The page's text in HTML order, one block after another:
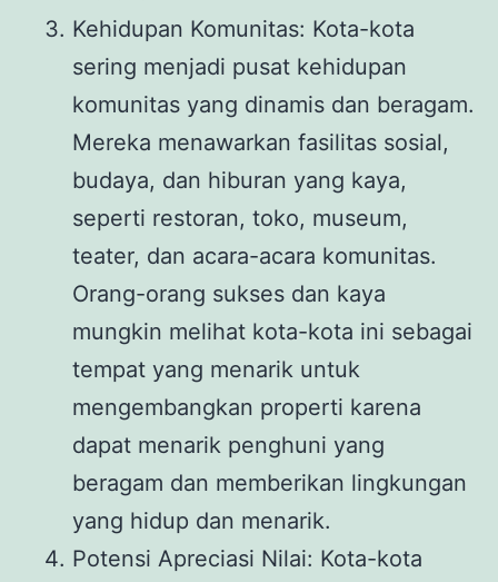
Kehidupan Komunitas: Kota-kota
sering menjadi pusat kehidupan
komunitas yang dinamis dan beragam.
Mereka menawarkan fasilitas sosial,
budaya, dan hiburan yang kaya,
seperti restoran, toko, museum,
teater, dan acara-acara komunitas.
Orang-orang sukses dan kaya
mungkin melihat kota-kota ini sebagai
tempat yang menarik untuk
mengembangkan properti karena
dapat menarik penghuni yang
beragam dan memberikan lingkungan
yang hidup dan menarik.
Potensi Apreciasi Nilai: Kota-kota